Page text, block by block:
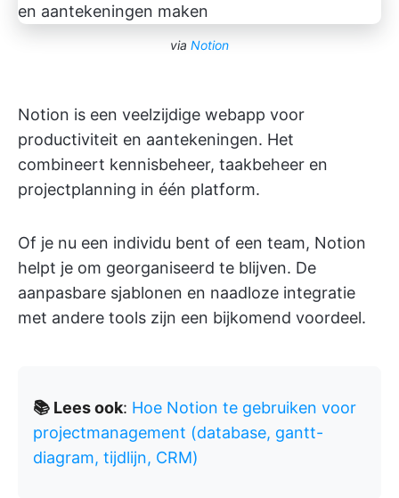
via Notion
Notion is een veelzijdige webapp voor
productiviteit en aantekeningen. Het
combineert kennisbeheer, taakbeheer en
projectplanning in één platform.
Of je nu een individu bent of een team, Notion
helpt je om georganiseerd te blijven. De
aanpasbare sjablonen en naadloze integratie
met andere tools zijn een bijkomend voordeel.
📚 Lees ook: Hoe Notion te gebruiken voor
projectmanagement (database, gantt-
diagram, tijdlijn, CRM)